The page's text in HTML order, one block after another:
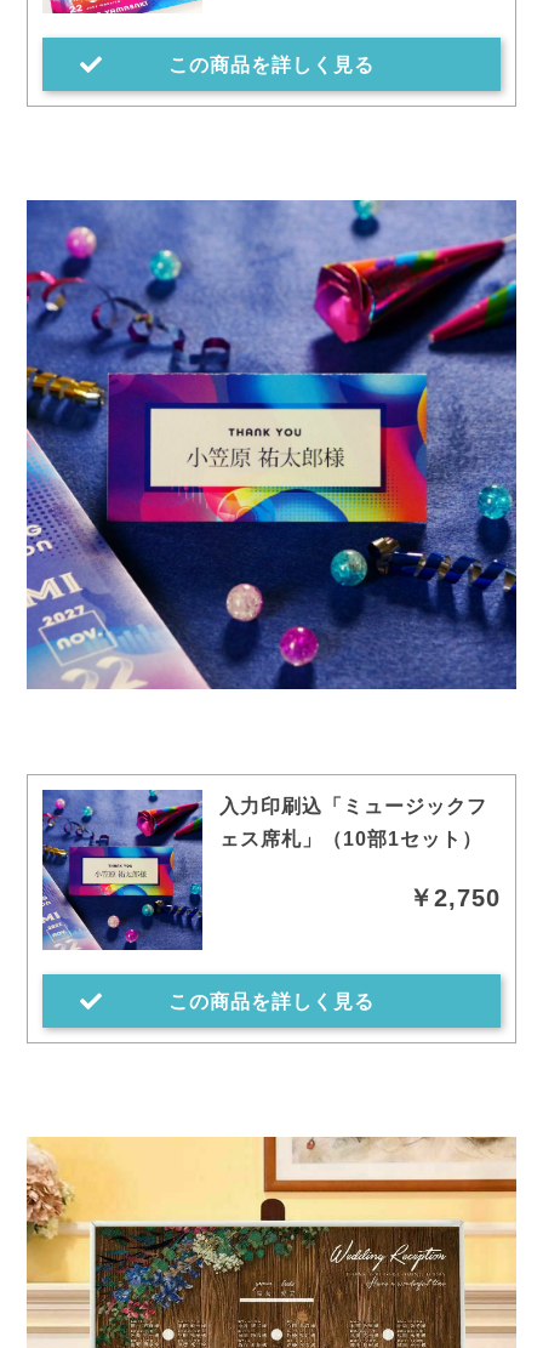
この商品を詳しく見る
入力印刷込「ミュージックフ
ェス席札」（10部1セット）
￥2,750
この商品を詳しく見る